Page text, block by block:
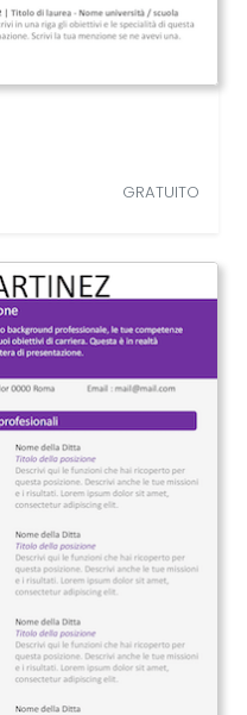
GRATUITO